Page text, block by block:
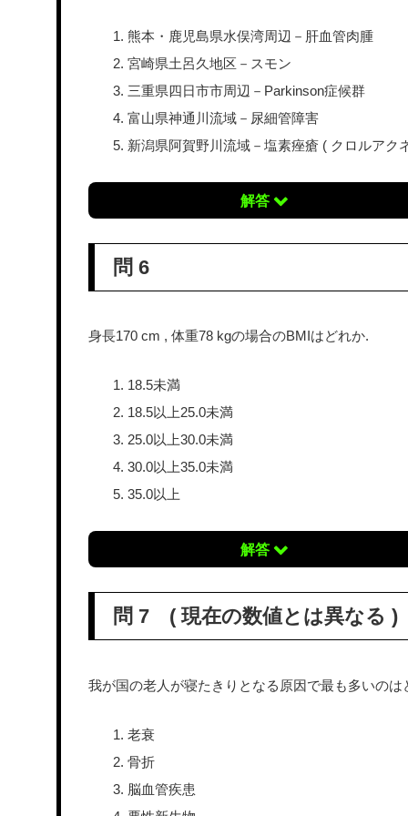
熊本・鹿児島県水俣湾周辺－肝血管肉腫
宮崎県土呂久地区－スモン
三重県四日市市周辺－Parkinson症候群
富山県神通川流域－尿細管障害
新潟県阿賀野川流域－塩素痤瘡 ( クロルアク
解答
問 6
身長170 cm , 体重78 kgの場合のBMIはどれか.
18.5未満
18.5以上25.0未満
25.0以上30.0未満
30.0以上35.0未満
35.0以上
解答
問 7 ( 現在の数値とは異なる )
我が国の老人が寝たきりとなる原因で最も多いのは
老衰
骨折
脳血管疾患